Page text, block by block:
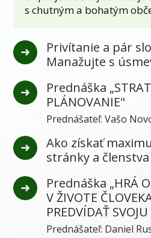
s chutným a bohatým
Privítanie a pár
Manažujte s
Prednáška
PLÁNOVANIE"
Prednášateľ: Vašo
Ako získať
stránky a
Prednáška „HRÁ
V ŽIVOTE
PREDVÍDAŤ
Prednášateľ: Daniel